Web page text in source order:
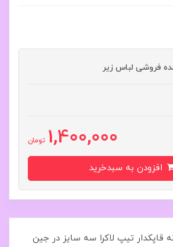
فروشی لباس زیر
1,400,000 تومان
قاپکدار تیپ لاکرا سه سایز در جین